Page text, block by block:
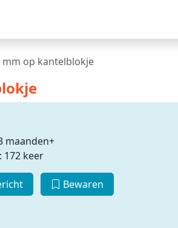
mm op kantelblokje
maanden+
172 keer
Bewaren